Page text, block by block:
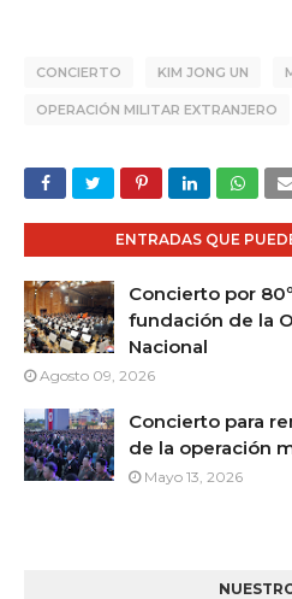
CONCIERTO KIM JONG UN
OPERACIÓN MILITAR EXTRANJERO
ENTRADAS QUE
Concierto por
fundación de la
Nacional
Agosto 09, 2026
Concierto para
de la operación
Mayo 13, 2026